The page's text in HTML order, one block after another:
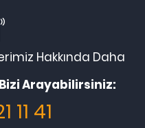
Hakkında Daha
Bizi Arayabilirsiniz:
11 41